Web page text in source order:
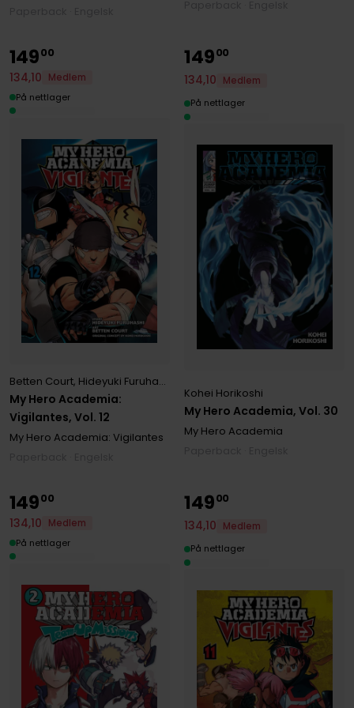
My Hero Academia:
Vigilantes, Vol. 12
Betten Court, Hideyuki Furuhashi
My Hero Academia: Vigilantes
14900
134,10
Medlem
På nettlager
My Hero Academia, Vol. 30
Kohei Horikoshi
My Hero Academia
14900
134,10
Medlem
På nettlager
14900
134,10
Medlem
På nettlager
14900
134,10
Medlem
På nettlager